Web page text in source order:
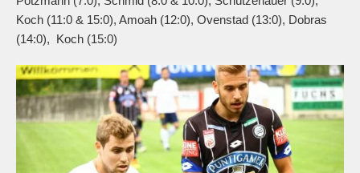
Koch (11:0 & 15:0), Amoah (12:0), Ovenstad (13:0), Dobras
(14:0), Koch (15:0)